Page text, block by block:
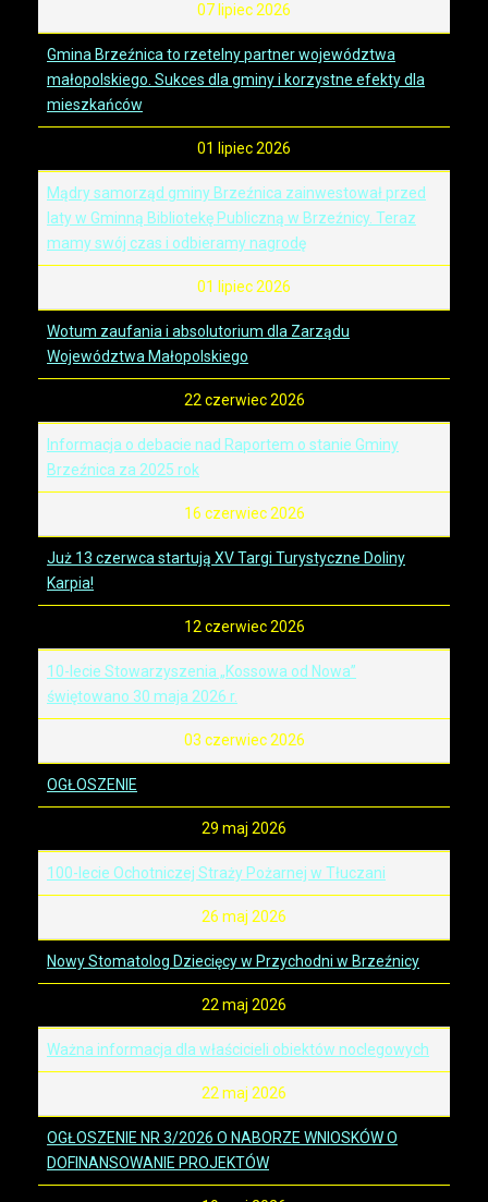
07 lipiec 2026
Gmina Brzeźnica to rzetelny partner województwa
małopolskiego. Sukces dla gminy i korzystne efekty dla
mieszkańców
01 lipiec 2026
Mądry samorząd gminy Brzeźnica zainwestował przed
laty w Gminną Bibliotekę Publiczną w Brzeźnicy. Teraz
mamy swój czas i odbieramy nagrodę
01 lipiec 2026
Wotum zaufania i absolutorium dla Zarządu
Województwa Małopolskiego
22 czerwiec 2026
Informacja o debacie nad Raportem o stanie Gminy
Brzeźnica za 2025 rok
16 czerwiec 2026
Już 13 czerwca startują XV Targi Turystyczne Doliny
Karpia!
12 czerwiec 2026
10-lecie Stowarzyszenia „Kossowa od Nowa”
świętowano 30 maja 2026 r.
03 czerwiec 2026
OGŁOSZENIE
29 maj 2026
100-lecie Ochotniczej Straży Pożarnej w Tłuczani
26 maj 2026
Nowy Stomatolog Dziecięcy w Przychodni w Brzeźnicy
22 maj 2026
Ważna informacja dla właścicieli obiektów noclegowych
22 maj 2026
OGŁOSZENIE NR 3/2026 O NABORZE WNIOSKÓW O
DOFINANSOWANIE PROJEKTÓW